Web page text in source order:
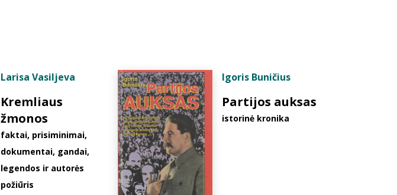
Larisa Vasiljeva
Kremliaus
žmonos
faktai, prisiminimai,
dokumentai, gandai,
legendos ir autorės
požiūris
Igoris Buničius
Partijos auksas
istorinė kronika